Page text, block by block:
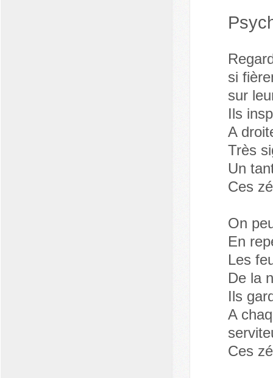
si
sur
Ils
A
Très
Un
Ces
On
En
Les
De la
Ils
A
Ces